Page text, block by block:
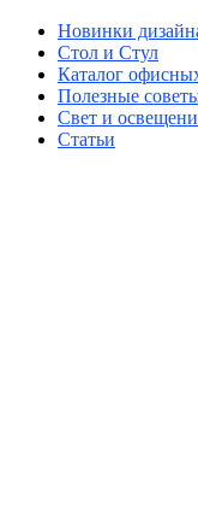
Новинки
Стол и Стул
Каталог
Полезные
Свет и
Статьи